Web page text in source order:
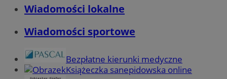
Wiadomości lokalne
Wiadomości sportowe
Bezpłatne kierunki medyczne
Książeczka sanepidowska online